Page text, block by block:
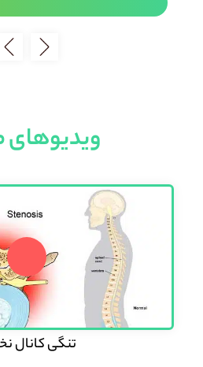
ویدیوهای
تنگی کانال